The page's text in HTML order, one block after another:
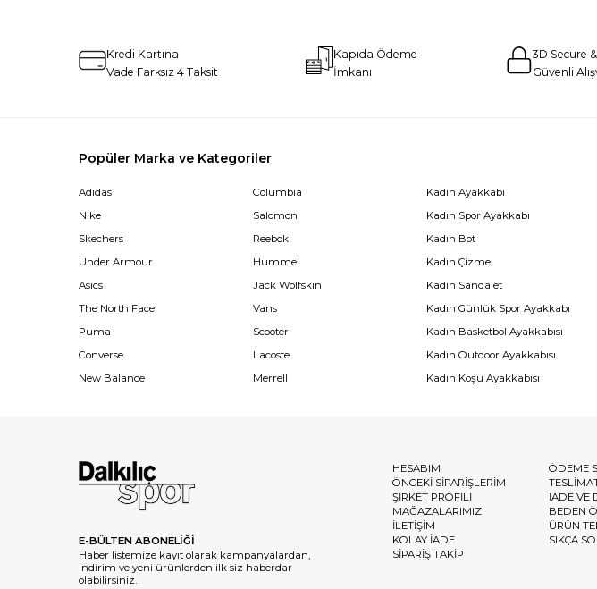
Kredi Kartına
Vade Farksız 4 Taksit
Kapıda Ödeme
İmkanı
3D Secure
Güvenli
Popüler Marka ve Kategoriler
Adidas
Nike
Skechers
Under Armour
Asics
The North Face
Puma
Converse
New Balance
Columbia
Salomon
Reebok
Hummel
Jack Wolfskin
Vans
Scooter
Lacoste
Merrell
Kadın Ayakkabı
Kadın Spor Ayakkabı
Kadın Bot
Kadın Çizme
Kadın Sandalet
Kadın Günlük Spor Ayakkabı
Kadın Basketbol Ayakkabısı
Kadın Outdoor Ayakkabısı
Kadın Koşu Ayakkabısı
E-BÜLTEN ABONELİĞİ
Haber listemize kayıt olarak kampanyalardan,
indirim ve yeni ürünlerden ilk siz haberdar
olabilirsiniz.
HESABIM
ÖNCEKİ SİPARİŞLERİM
ŞİRKET PROFİLİ
MAĞAZALARIMIZ
İLETİŞİM
KOLAY İADE
SİPARİŞ TAKİP
ÖDEME
İADE VE
BEDEN
ÜRÜN
SIKÇA